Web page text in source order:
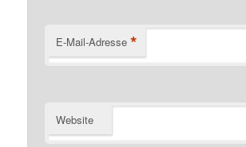
E-Mail-Adresse *
Website